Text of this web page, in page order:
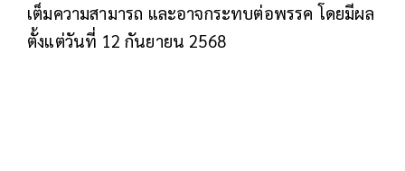
เต็มความสามารถ และอาจกระทบต่อพรรค โดยมีผล
ตั้งแต่วันที่ 12 กันยายน 2568